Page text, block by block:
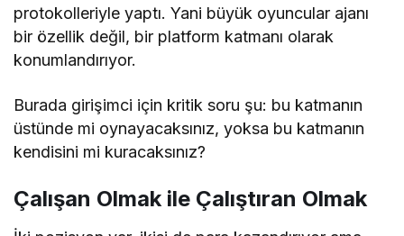
protokolleriyle yaptı. Yani büyük oyuncular ajanı
bir özellik değil, bir platform katmanı olarak
konumlandırıyor.
Burada girişimci için kritik soru şu: bu katmanın
üstünde mi oynayacaksınız, yoksa bu katmanın
kendisini mi kuracaksınız?
Çalışan Olmak ile Çalıştıran Olmak